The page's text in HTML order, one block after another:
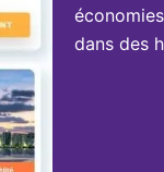
dans des